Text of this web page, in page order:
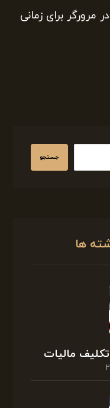
مرورگر برای زمانی
جستجو
ها
مالیات